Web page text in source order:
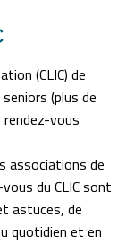
(CLIC) de
(plus de
rendez-vous
associations de
du CLIC sont
astuces, de
quotidien et en